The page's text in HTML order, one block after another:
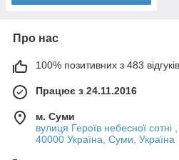
Про нас
100% позитивних з 483
Працює з 24.11.2016
м. Суми
вулиця Героїв небесної
40000 Україна, Суми, Україна